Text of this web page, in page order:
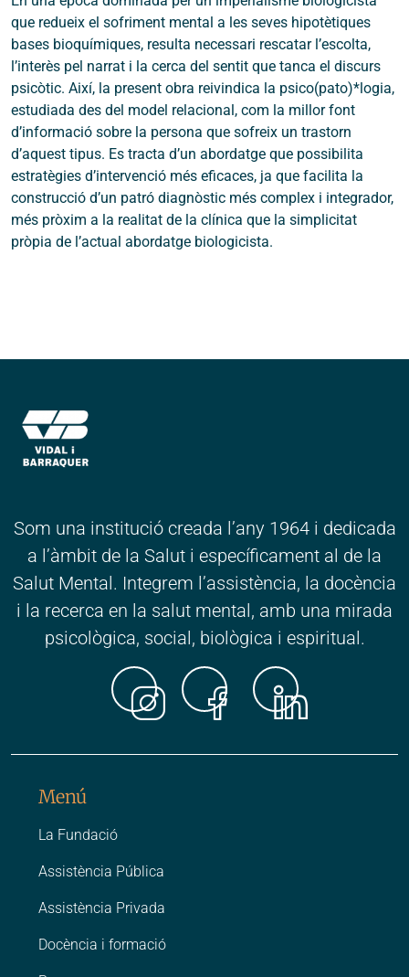
que redueix el sofriment mental a les seves hipotètiques
bases bioquímiques, resulta necessari rescatar l’escolta,
l’interès pel narrat i la cerca del sentit que tanca el discurs
psicòtic. Així, la present obra reivindica la psico(pato)*logia,
estudiada des del model relacional, com la millor font
d’informació sobre la persona que sofreix un trastorn
d’aquest tipus. Es tracta d’un abordatge que possibilita
estratègies d’intervenció més eficaces, ja que facilita la
construcció d’un patró diagnòstic més complex i integrador,
més pròxim a la realitat de la clínica que la simplicitat
pròpia de l’actual abordatge biologicista.
Som una institució creada l’any 1964 i dedicada
a l’àmbit de la Salut i específicament al de la
Salut Mental. Integrem l’assistència, la docència
i la recerca en la salut mental, amb una mirada
psicològica, social, biològica i espiritual.
Menú
La Fundació
Assistència Pública
Assistència Privada
Docència i formació